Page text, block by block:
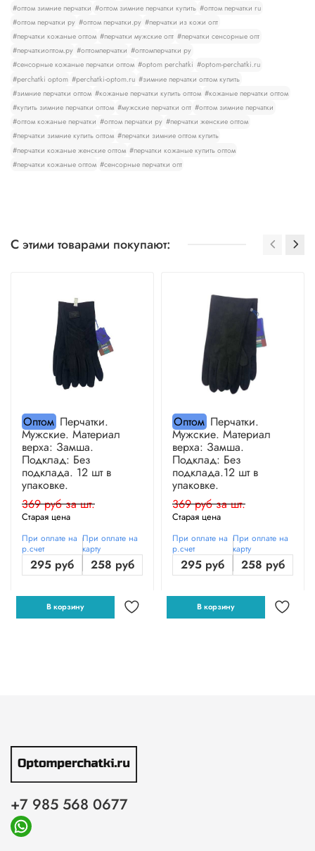
#оптом зимние перчатки #оптом зимние перчатки купить #оптом перчатки ru
#оптом перчатки ру #оптом перчатки.ру #перчатки из кожи опт
#перчатки кожаные оптом #перчатки мужские опт #перчатки сенсорные опт
#перчаткиоптом.ру #оптомперчатки #оптомперчатки ру
#сенсорные кожаные перчатки оптом #optom perchatki #optom-perchatki.ru
#perchatki optom #perchatki-optom.ru #зимние перчатки оптом купить
#зимние перчатки оптом #кожаные перчатки купить оптом #кожаные перчатки оптом
#купить зимние перчатки оптом #мужские перчатки опт #оптом зимние перчатки
#оптом кожаные перчатки #оптом перчатки ру #перчатки женские оптом
#перчатки зимние купить оптом #перчатки зимние оптом купить
#перчатки кожаные женские оптом #перчатки кожаные купить оптом
#перчатки кожаные оптом #сенсорные перчатки опт
С этими товарами покупают:
ОптомПерчатки.
Мужские. Материал
верха: Замша.
Подклад: Без
подклада. 12 шт в
упаковке.
369 руб за шт.
Старая цена
При оплате на
р.счет
295 руб
При оплате на
карту
258 руб
В корзину
ОптомПерчатки.
Мужские. Материал
верха: Замша.
Подклад: Без
подклада.12 шт в
упаковке.
369 руб за шт.
Старая цена
При оплате на
р.счет
295 руб
При оплате на
карту
258 руб
В корзину
+7 985 568 0677